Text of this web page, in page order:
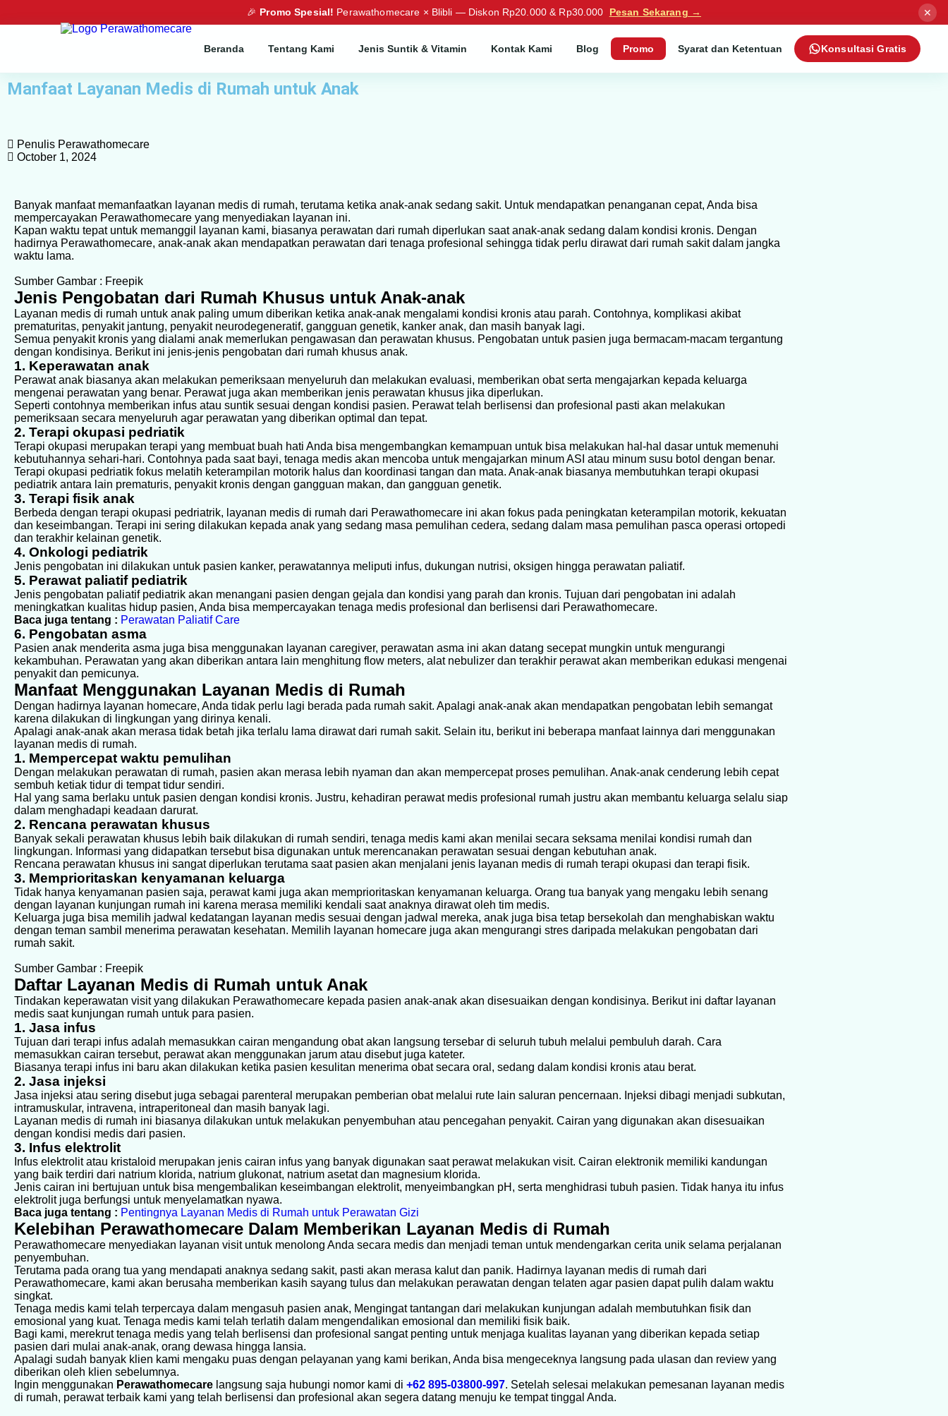
🎉 Promo Spesial! Perawathomecare × Blibli — Diskon Rp20.000 & Rp30.000 Pesan Sekarang → ✕
Beranda Tentang Kami Jenis Suntik & Vitamin Kontak Kami Blog Promo Syarat dan Ketentuan Konsultasi Gratis
Manfaat Layanan Medis di Rumah untuk Anak
Penulis Perawathomecare
October 1, 2024
Banyak manfaat memanfaatkan layanan medis di rumah, terutama ketika anak-anak sedang sakit. Untuk mendapatkan penanganan cepat, Anda bisa
mempercayakan Perawathomecare yang menyediakan layanan ini.
Kapan waktu tepat untuk memanggil layanan kami, biasanya perawatan dari rumah diperlukan saat anak-anak sedang dalam kondisi kronis. Dengan
hadirnya Perawathomecare, anak-anak akan mendapatkan perawatan dari tenaga profesional sehingga tidak perlu dirawat dari rumah sakit dalam jangka
waktu lama.
Sumber Gambar : Freepik
Jenis Pengobatan dari Rumah Khusus untuk Anak-anak
Layanan medis di rumah untuk anak paling umum diberikan ketika anak-anak mengalami kondisi kronis atau parah. Contohnya, komplikasi akibat
prematuritas, penyakit jantung, penyakit neurodegeneratif, gangguan genetik, kanker anak, dan masih banyak lagi.
Semua penyakit kronis yang dialami anak memerlukan pengawasan dan perawatan khusus. Pengobatan untuk pasien juga bermacam-macam tergantung
dengan kondisinya. Berikut ini jenis-jenis pengobatan dari rumah khusus anak.
1. Keperawatan anak
Perawat anak biasanya akan melakukan pemeriksaan menyeluruh dan melakukan evaluasi, memberikan obat serta mengajarkan kepada keluarga
mengenai perawatan yang benar. Perawat juga akan memberikan jenis perawatan khusus jika diperlukan.
Seperti contohnya memberikan infus atau suntik sesuai dengan kondisi pasien. Perawat telah berlisensi dan profesional pasti akan melakukan
pemeriksaan secara menyeluruh agar perawatan yang diberikan optimal dan tepat.
2. Terapi okupasi pedriatik
Terapi okupasi merupakan terapi yang membuat buah hati Anda bisa mengembangkan kemampuan untuk bisa melakukan hal-hal dasar untuk memenuhi
kebutuhannya sehari-hari. Contohnya pada saat bayi, tenaga medis akan mencoba untuk mengajarkan minum ASI atau minum susu botol dengan benar.
Terapi okupasi pedriatik fokus melatih keterampilan motorik halus dan koordinasi tangan dan mata. Anak-anak biasanya membutuhkan terapi okupasi
pediatrik antara lain prematuris, penyakit kronis dengan gangguan makan, dan gangguan genetik.
3. Terapi fisik anak
Berbeda dengan terapi okupasi pedriatrik, layanan medis di rumah dari Perawathomecare ini akan fokus pada peningkatan keterampilan motorik, kekuatan
dan keseimbangan. Terapi ini sering dilakukan kepada anak yang sedang masa pemulihan cedera, sedang dalam masa pemulihan pasca operasi ortopedi
dan terakhir kelainan genetik.
4. Onkologi pediatrik
Jenis pengobatan ini dilakukan untuk pasien kanker, perawatannya meliputi infus, dukungan nutrisi, oksigen hingga perawatan paliatif.
5. Perawat paliatif pediatrik
Jenis pengobatan paliatif pediatrik akan menangani pasien dengan gejala dan kondisi yang parah dan kronis. Tujuan dari pengobatan ini adalah
meningkatkan kualitas hidup pasien, Anda bisa mempercayakan tenaga medis profesional dan berlisensi dari Perawathomecare.
Baca juga tentang : Perawatan Paliatif Care
6. Pengobatan asma
Pasien anak menderita asma juga bisa menggunakan layanan caregiver, perawatan asma ini akan datang secepat mungkin untuk mengurangi
kekambuhan. Perawatan yang akan diberikan antara lain menghitung flow meters, alat nebulizer dan terakhir perawat akan memberikan edukasi mengenai
penyakit dan pemicunya.
Manfaat Menggunakan Layanan Medis di Rumah
Dengan hadirnya layanan homecare, Anda tidak perlu lagi berada pada rumah sakit. Apalagi anak-anak akan mendapatkan pengobatan lebih semangat
karena dilakukan di lingkungan yang dirinya kenali.
Apalagi anak-anak akan merasa tidak betah jika terlalu lama dirawat dari rumah sakit. Selain itu, berikut ini beberapa manfaat lainnya dari menggunakan
layanan medis di rumah.
1. Mempercepat waktu pemulihan
Dengan melakukan perawatan di rumah, pasien akan merasa lebih nyaman dan akan mempercepat proses pemulihan. Anak-anak cenderung lebih cepat
sembuh ketiak tidur di tempat tidur sendiri.
Hal yang sama berlaku untuk pasien dengan kondisi kronis. Justru, kehadiran perawat medis profesional rumah justru akan membantu keluarga selalu siap
dalam menghadapi keadaan darurat.
2. Rencana perawatan khusus
Banyak sekali perawatan khusus lebih baik dilakukan di rumah sendiri, tenaga medis kami akan menilai secara seksama menilai kondisi rumah dan
lingkungan. Informasi yang didapatkan tersebut bisa digunakan untuk merencanakan perawatan sesuai dengan kebutuhan anak.
Rencana perawatan khusus ini sangat diperlukan terutama saat pasien akan menjalani jenis layanan medis di rumah terapi okupasi dan terapi fisik.
3. Memprioritaskan kenyamanan keluarga
Tidak hanya kenyamanan pasien saja, perawat kami juga akan memprioritaskan kenyamanan keluarga. Orang tua banyak yang mengaku lebih senang
dengan layanan kunjungan rumah ini karena merasa memiliki kendali saat anaknya dirawat oleh tim medis.
Keluarga juga bisa memilih jadwal kedatangan layanan medis sesuai dengan jadwal mereka, anak juga bisa tetap bersekolah dan menghabiskan waktu
dengan teman sambil menerima perawatan kesehatan. Memilih layanan homecare juga akan mengurangi stres daripada melakukan pengobatan dari
rumah sakit.
Sumber Gambar : Freepik
Daftar Layanan Medis di Rumah untuk Anak
Tindakan keperawatan visit yang dilakukan Perawathomecare kepada pasien anak-anak akan disesuaikan dengan kondisinya. Berikut ini daftar layanan
medis saat kunjungan rumah untuk para pasien.
1. Jasa infus
Tujuan dari terapi infus adalah memasukkan cairan mengandung obat akan langsung tersebar di seluruh tubuh melalui pembuluh darah. Cara
memasukkan cairan tersebut, perawat akan menggunakan jarum atau disebut juga kateter.
Biasanya terapi infus ini baru akan dilakukan ketika pasien kesulitan menerima obat secara oral, sedang dalam kondisi kronis atau berat.
2. Jasa injeksi
Jasa injeksi atau sering disebut juga sebagai parenteral merupakan pemberian obat melalui rute lain saluran pencernaan. Injeksi dibagi menjadi subkutan,
intramuskular, intravena, intraperitoneal dan masih banyak lagi.
Layanan medis di rumah ini biasanya dilakukan untuk melakukan penyembuhan atau pencegahan penyakit. Cairan yang digunakan akan disesuaikan
dengan kondisi medis dari pasien.
3. Infus elektrolit
Infus elektrolit atau kristaloid merupakan jenis cairan infus yang banyak digunakan saat perawat melakukan visit. Cairan elektronik memiliki kandungan
yang baik terdiri dari natrium klorida, natrium glukonat, natrium asetat dan magnesium klorida.
Jenis cairan ini bertujuan untuk bisa mengembalikan keseimbangan elektrolit, menyeimbangkan pH, serta menghidrasi tubuh pasien. Tidak hanya itu infus
elektrolit juga berfungsi untuk menyelamatkan nyawa.
Baca juga tentang : Pentingnya Layanan Medis di Rumah untuk Perawatan Gizi
Kelebihan Perawathomecare Dalam Memberikan Layanan Medis di Rumah
Perawathomecare menyediakan layanan visit untuk menolong Anda secara medis dan menjadi teman untuk mendengarkan cerita unik selama perjalanan
penyembuhan.
Terutama pada orang tua yang mendapati anaknya sedang sakit, pasti akan merasa kalut dan panik. Hadirnya layanan medis di rumah dari
Perawathomecare, kami akan berusaha memberikan kasih sayang tulus dan melakukan perawatan dengan telaten agar pasien dapat pulih dalam waktu
singkat.
Tenaga medis kami telah terpercaya dalam mengasuh pasien anak, Mengingat tantangan dari melakukan kunjungan adalah membutuhkan fisik dan
emosional yang kuat. Tenaga medis kami telah terlatih dalam mengendalikan emosional dan memiliki fisik baik.
Bagi kami, merekrut tenaga medis yang telah berlisensi dan profesional sangat penting untuk menjaga kualitas layanan yang diberikan kepada setiap
pasien dari mulai anak-anak, orang dewasa hingga lansia.
Apalagi sudah banyak klien kami mengaku puas dengan pelayanan yang kami berikan, Anda bisa mengeceknya langsung pada ulasan dan review yang
diberikan oleh klien sebelumnya.
Ingin menggunakan Perawathomecare langsung saja hubungi nomor kami di +62 895-03800-997. Setelah selesai melakukan pemesanan layanan medis
di rumah, perawat terbaik kami yang telah berlisensi dan profesional akan segera datang menuju ke tempat tinggal Anda.